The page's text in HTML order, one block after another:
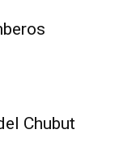
Chubut